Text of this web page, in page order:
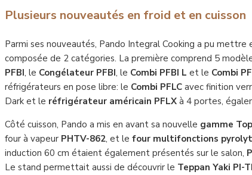
Plusieurs nouveautés en froid et en cuisson
Parmi ses nouveautés, Pando Integral Cooking a pu
composée de 2 catégories. La première comprend 5
PFBI, le Congélateur PFBI, le Combi PFBI L et le Combi
réfrigérateurs en pose libre: le Combi PFLC avec finition
Dark et le réfrigérateur américain PFLX à 4 portes,
Côté cuisson, Pando a mis en avant sa nouvelle gamme Top
four à vapeur PHTV-862, et le four multifonctions
induction 60 cm étaient également présentés sur le salon,
Le stand permettait aussi de découvrir le Teppan Yaki PI-